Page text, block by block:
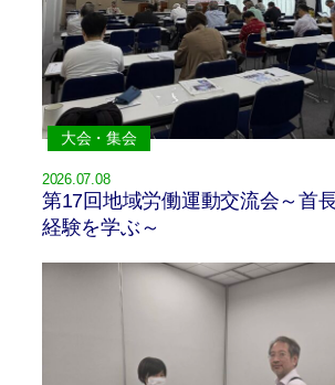
大会・集会
2026.07.08
第17回地域労働運動交流会～首
経験を学ぶ～